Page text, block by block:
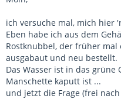
ich versuche mal, mich hier
Eben habe ich aus dem
Rostknubbel, der früher
ausgabaut und neu bestellt.
Das Wasser ist in das
Manschette kaputt ist ...
und jetzt die Frage (frei